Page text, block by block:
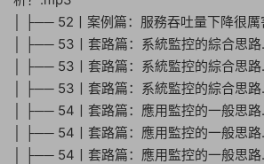
│ ├── 52丨案例篇：服務吞吐量下降很
│ ├── 53丨套路篇：系統監控的綜合思
│ ├── 53丨套路篇：系統監控的綜合思
│ ├── 53丨套路篇：系統監控的綜合思
│ ├── 54丨套路篇：應用監控的一般思
│ ├── 54丨套路篇：應用監控的一般思
│ ├── 54丨套路篇：應用監控的一般思